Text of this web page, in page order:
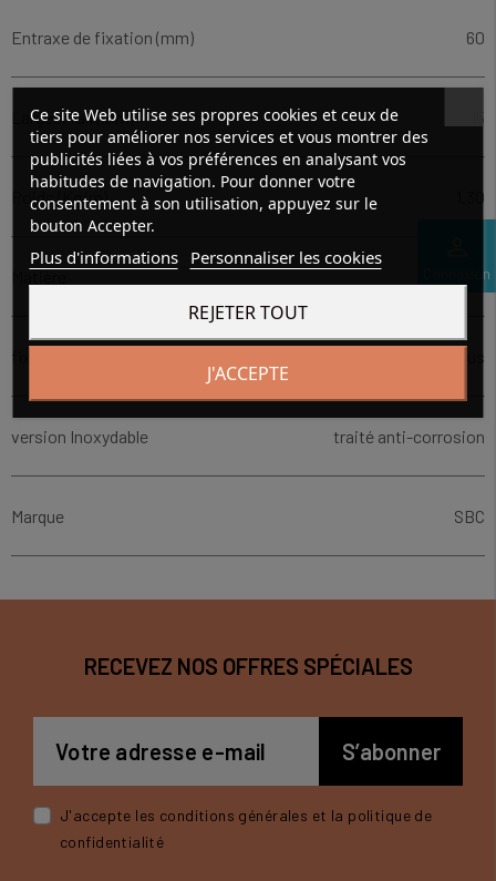
Connexion
Entraxe de fixation (mm) 60
Largeur rail (mm) 15
Poids (Kg/m) 1.30
Matière S55C
fixation du rail par le dessous
version Inoxydable traité anti-corrosion
Marque SBC
RECEVEZ NOS OFFRES SPÉCIALES
J'accepte les conditions générales et la politique de
confidentialité
Ce site Web utilise ses propres cookies et ceux de
tiers pour améliorer nos services et vous montrer des
publicités liées à vos préférences en analysant vos
habitudes de navigation. Pour donner votre
consentement à son utilisation, appuyez sur le
bouton Accepter.
Plus d'informations Personnaliser les cookies
REJETER TOUT
J'ACCEPTE